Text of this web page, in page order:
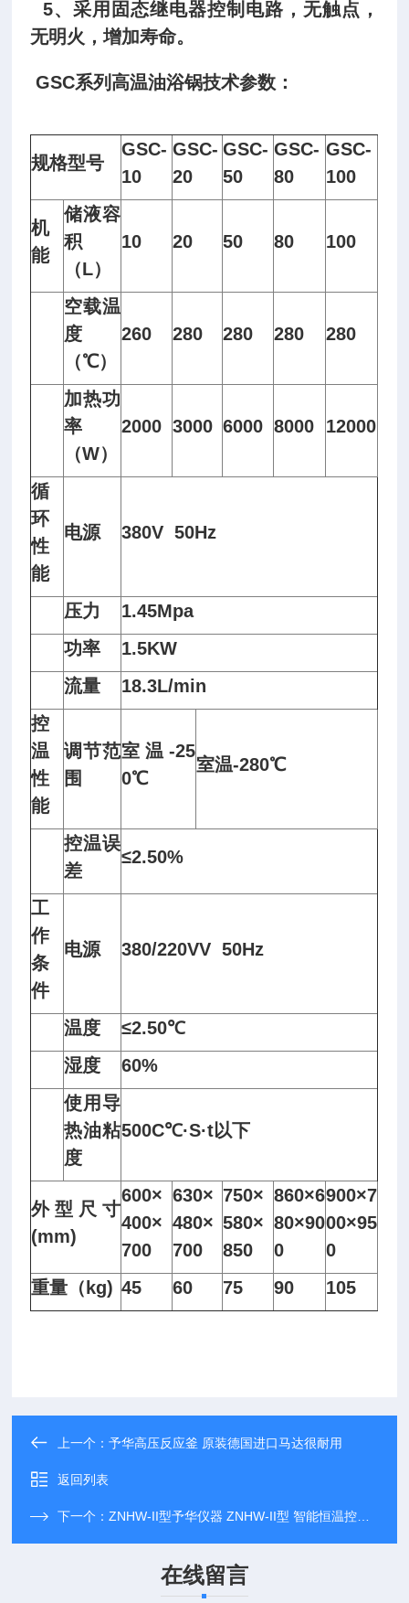
5、采用固态继电器控制电路，无触点，
无明火，增加寿命。
GSC系列高温油浴锅技术参数：
规格型号
GSC-
10
GSC-
20
GSC-
50
GSC-
80
GSC-
100
机
能
储液容
积
（L）
10 20 50 80 100
空载温
度
（℃）
260 280 280 280 280
加热功
率
（W）
2000 3000 6000 8000 12000
循
环
性
能
电源 380V 50Hz
压力
1.45Mpa
功率
1.5KW
流量
18.3L/min
控
温
性
能
调节范
围
室温-25
0℃
室温-280℃
控温误
差
≤2.50%
工
作
条
件
电源 380/220VV 50Hz
温度
≤2.50℃
湿度
60%
使用导
热油粘
度
500C℃·S·t以下
外型尺寸
(mm)
600×
400×
700
630×
480×
700
750×
580×
850
860×6
80×90
0
900×7
00×95
0
重量（kg) 45 60 75 90 105
上一个：予华高压反应釜 原装德国进口马达很耐用
返回列表
下一个：ZNHW-II型予华仪器 ZNHW-II型 智能恒温控温仪
在线留言